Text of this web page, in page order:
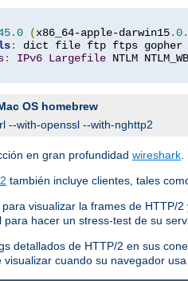
.0 (x86_64-apple-darwin15.
: dict file ftp ftps gopher
: IPv6 Largefile NTLM
OS homebrew
--with-openssl --with-nghttp2
en gran profundidad wireshark
también incluye clientes, tales
visualizar la frames de HTTP/
para hacer un stress-test de su
detallados de HTTP/2 en sus
visualizar cuando su navegador usa